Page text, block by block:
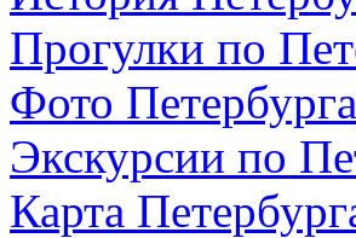
Прогулки по
Фото Петербурга
Экскурсии по
Карта